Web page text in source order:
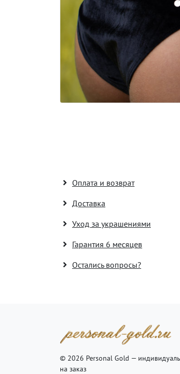
Оплата и возврат
Доставка
Уход за украшениями
Гарантия 6 месяцев
Остались вопросы?
© 2026 Personal Gold —
на заказ